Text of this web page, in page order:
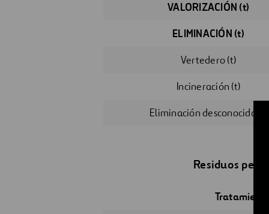
VALORIZACIÓN (t)
ELIMINACIÓN (t)
Vertedero (t)
Incineración (t)
Eliminación desconocida (t)
Residuos